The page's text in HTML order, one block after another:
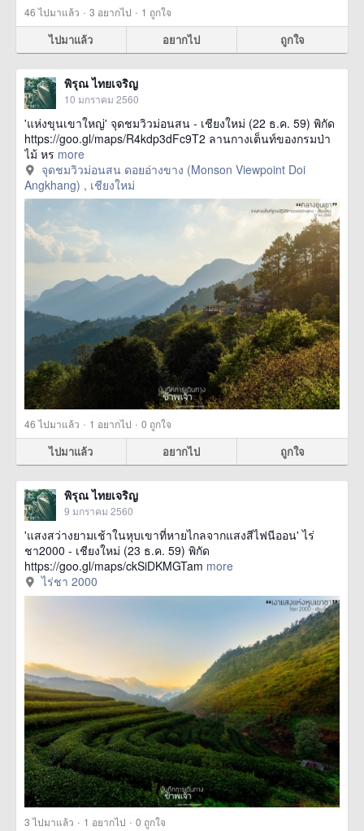
46ไปมาแล้ว · 3 อยากไป · 1 ถูกใจ
ไปมาแล้ว อยากไป ถูกใจ
พิรุณ ไทยเจริญ
10 มกราคม 2560
'แห่งขุนเขาใหญ่' จุดชมวิวม่อนสน - เชียงใหม่ (22 ธ.ค. 59) พิกัด
https://goo.gl/maps/R4kdp3dFc9T2 ลานกางเต็นท์ของกรมป่า
ไม้ หร more
จุดชมวิวม่อนสน ดอยอ่างขาง (Monson Viewpoint Doi
Angkhang) , เชียงใหม่
46ไปมาแล้ว · 1 อยากไป · 0 ถูกใจ
ไปมาแล้ว อยากไป ถูกใจ
พิรุณ ไทยเจริญ
9 มกราคม 2560
'แสงสว่างยามเช้าในหุบเขาที่หายไกลจากแสงสีไฟนีออน' ไร่
ชา2000 - เชียงใหม่ (23 ธ.ค. 59) พิกัด
https://goo.gl/maps/ckSiDKMGTam more
ไร่ชา 2000
3ไปมาแล้ว · 1 อยากไป · 0 ถูกใจ